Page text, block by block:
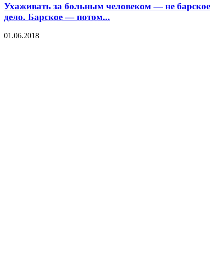
Ухаживать за больным человеком — не барское
дело. Барское — потом...
01.06.2018